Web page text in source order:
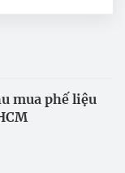
mua phế liệu